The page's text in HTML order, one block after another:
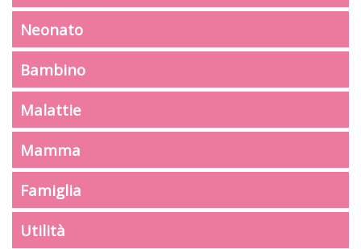
Neonato
Bambino
Malattie
Mamma
Famiglia
Utilità